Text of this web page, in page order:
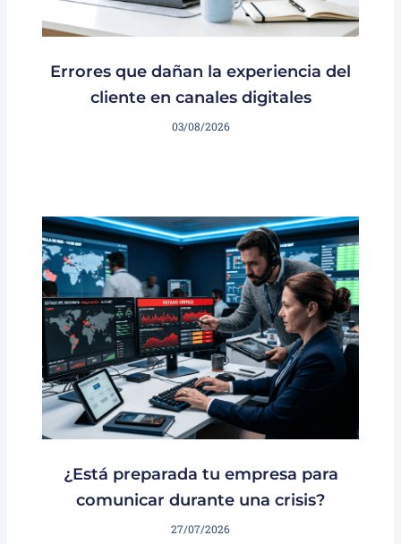
Errores que dañan la experiencia del
cliente en canales digitales
03/08/2026
¿Está preparada tu empresa para
comunicar durante una crisis?
27/07/2026